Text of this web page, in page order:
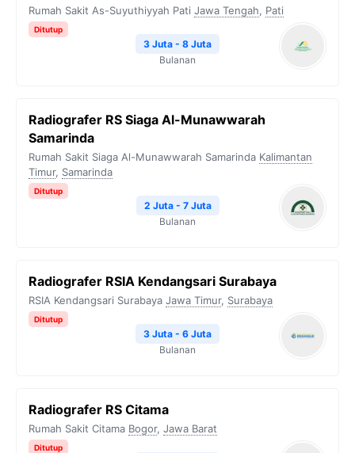
Rumah Sakit As-Suyuthiyyah Pati Jawa Tengah, Pati
Ditutup
3 Juta - 8 Juta
Bulanan
Radiografer RS Siaga Al-Munawwarah
Samarinda
Rumah Sakit Siaga Al-Munawwarah Samarinda Kalimantan
Timur, Samarinda
Ditutup
2 Juta - 7 Juta
Bulanan
Radiografer RSIA Kendangsari Surabaya
RSIA Kendangsari Surabaya Jawa Timur, Surabaya
Ditutup
3 Juta - 6 Juta
Bulanan
Radiografer RS Citama
Rumah Sakit Citama Bogor, Jawa Barat
Ditutup